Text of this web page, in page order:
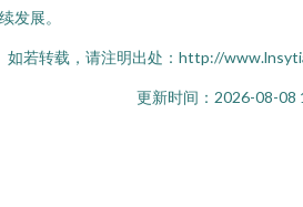
发展。
如若转载，请注明出处：http://
更新时间：2026-08-08